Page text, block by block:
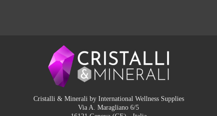
Cristalli & Minerali by International Wellness Supplies
Via A. Maragliano 6/5